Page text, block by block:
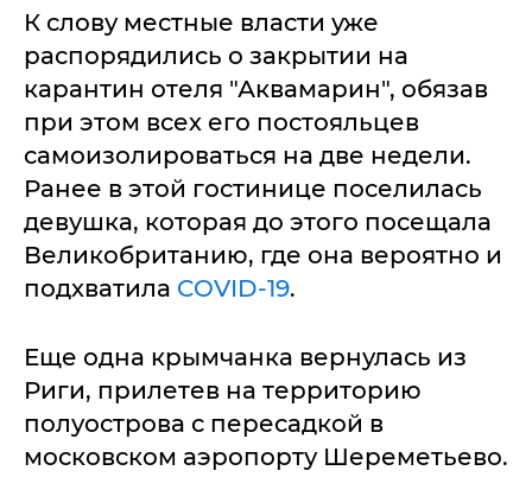
К слову местные власти уже
распорядились о закрытии на
карантин отеля "Аквамарин", обязав
при этом всех его постояльцев
самоизолироваться на две недели.
Ранее в этой гостинице поселилась
девушка, которая до этого посещала
Великобританию, где она вероятно и
подхватила COVID-19.
Еще одна крымчанка вернулась из
Риги, прилетев на территорию
полуострова с пересадкой в
московском аэропорту Шереметьево.